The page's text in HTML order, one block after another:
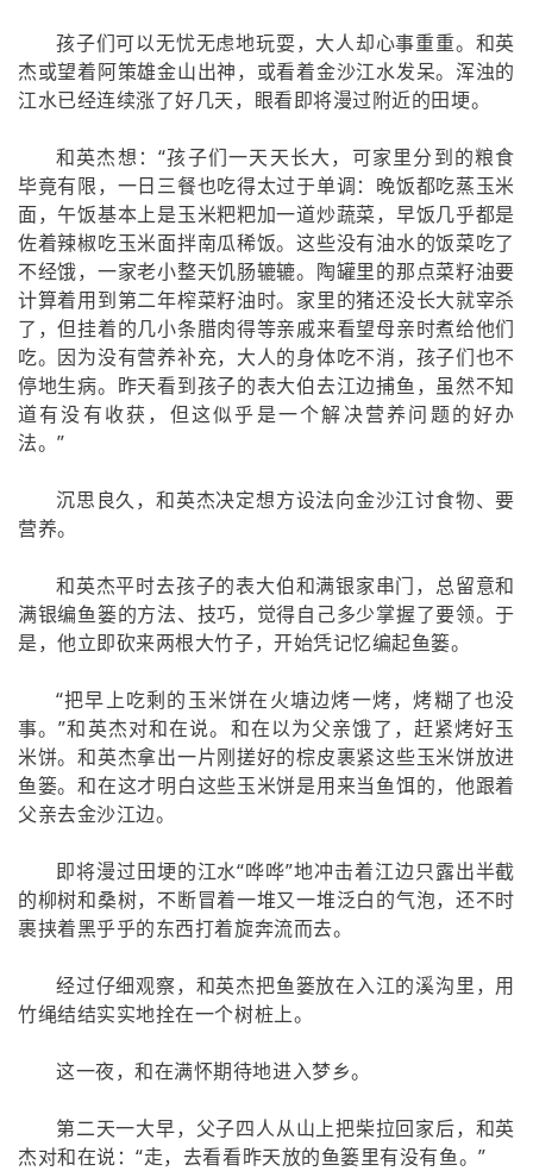
孩子们可以无忧无虑地玩耍，大人却心事重重。和英
杰或望着阿策雄金山出神，或看着金沙江水发呆。浑浊的
江水已经连续涨了好几天，眼看即将漫过附近的田埂。
和英杰想：“孩子们一天天长大，可家里分到的粮食
毕竟有限，一日三餐也吃得太过于单调：晚饭都吃蒸玉米
面，午饭基本上是玉米粑粑加一道炒蔬菜，早饭几乎都是
佐着辣椒吃玉米面拌南瓜稀饭。这些没有油水的饭菜吃了
不经饿，一家老小整天饥肠辘辘。陶罐里的那点菜籽油要
计算着用到第二年榨菜籽油时。家里的猪还没长大就宰杀
了，但挂着的几小条腊肉得等亲戚来看望母亲时煮给他们
吃。因为没有营养补充，大人的身体吃不消，孩子们也不
停地生病。昨天看到孩子的表大伯去江边捕鱼，虽然不知
道有没有收获，但这似乎是一个解决营养问题的好办
法。”
沉思良久，和英杰决定想方设法向金沙江讨食物、要
营养。
和英杰平时去孩子的表大伯和满银家串门，总留意和
满银编鱼篓的方法、技巧，觉得自己多少掌握了要领。于
是，他立即砍来两根大竹子，开始凭记忆编起鱼篓。
“把早上吃剩的玉米饼在火塘边烤一烤，烤糊了也没
事。”和英杰对和在说。和在以为父亲饿了，赶紧烤好玉
米饼。和英杰拿出一片刚搓好的棕皮裹紧这些玉米饼放进
鱼篓。和在这才明白这些玉米饼是用来当鱼饵的，他跟着
父亲去金沙江边。
即将漫过田埂的江水“哗哗”地冲击着江边只露出半截
的柳树和桑树，不断冒着一堆又一堆泛白的气泡，还不时
裹挟着黑乎乎的东西打着旋奔流而去。
经过仔细观察，和英杰把鱼篓放在入江的溪沟里，用
竹绳结结实实地拴在一个树桩上。
这一夜，和在满怀期待地进入梦乡。
第二天一大早，父子四人从山上把柴拉回家后，和英
杰对和在说：“走，去看看昨天放的鱼篓里有没有鱼。”